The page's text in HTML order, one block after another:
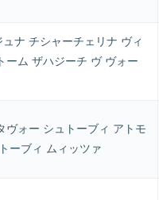
ナ チシャーチェリナ ヴィ
ーム ザハジーチ ヴ ヴォー
ヴォー シュトーブィ アトモ
ーブィ ムィッツァ